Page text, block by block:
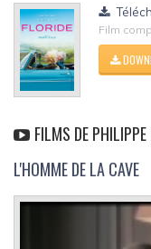
Film
FILMS DE PHILIPPE
L'HOMME DE LA CAVE